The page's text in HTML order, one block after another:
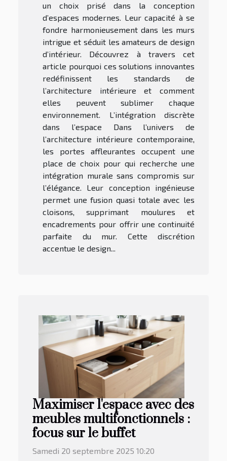
un choix prisé dans la conception
d’espaces modernes. Leur capacité à se
fondre harmonieusement dans les murs
intrigue et séduit les amateurs de design
d’intérieur. Découvrez à travers cet
article pourquoi ces solutions innovantes
redéfinissent les standards de
l’architecture intérieure et comment
elles peuvent sublimer chaque
environnement. L’intégration discrète
dans l’espace Dans l’univers de
l’architecture intérieure contemporaine,
les portes affleurantes occupent une
place de choix pour qui recherche une
intégration murale sans compromis sur
l’élégance. Leur conception ingénieuse
permet une fusion quasi totale avec les
cloisons, supprimant moulures et
encadrements pour offrir une continuité
parfaite du mur. Cette discrétion
accentue le design...
Maximiser l'espace avec des
meubles multifonctionnels :
focus sur le buffet
Samedi 20 septembre 2025 10:20